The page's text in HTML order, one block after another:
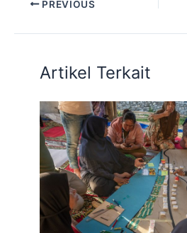
PREVIOUS
Artikel Terkait